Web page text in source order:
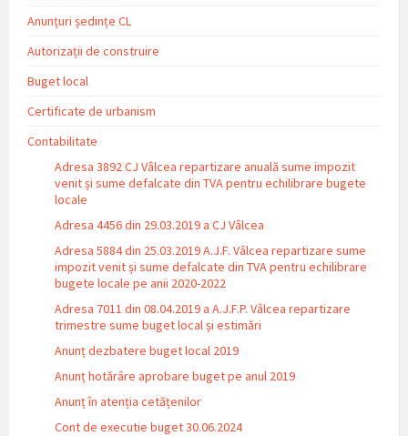
Anunțuri ședințe CL
Autorizații de construire
Buget local
Certificate de urbanism
Contabilitate
Adresa 3892 CJ Vâlcea repartizare anuală sume impozit
venit și sume defalcate din TVA pentru echilibrare bugete
locale
Adresa 4456 din 29.03.2019 a CJ Vâlcea
Adresa 5884 din 25.03.2019 A.J.F. Vâlcea repartizare sume
impozit venit și sume defalcate din TVA pentru echilibrare
bugete locale pe anii 2020-2022
Adresa 7011 din 08.04.2019 a A.J.F.P. Vâlcea repartizare
trimestre sume buget local și estimări
Anunț dezbatere buget local 2019
Anunț hotărâre aprobare buget pe anul 2019
Anunț în atenția cetățenilor
Cont de executie buget 30.06.2024